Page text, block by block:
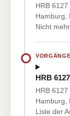
HRB
Hamburg,
Nicht
HRB
HRB
Hamburg,
Liste der